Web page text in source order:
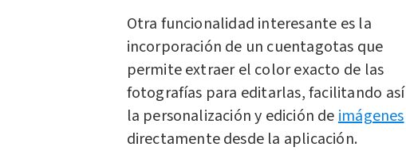
Otra funcionalidad interesante es la
incorporación de un cuentagotas que
permite extraer el color exacto de las
fotografías para editarlas, facilitando así
la personalización y edición de imágenes
directamente desde la aplicación.